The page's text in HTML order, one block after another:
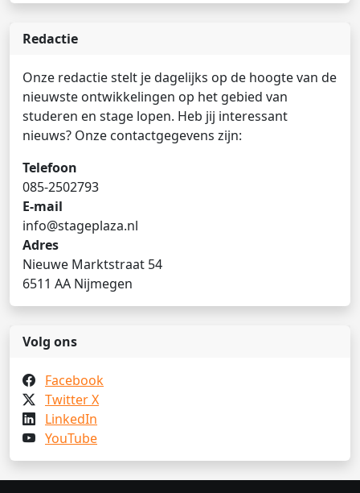
Redactie
Onze redactie stelt je dagelijks op de hoogte van de
nieuwste ontwikkelingen op het gebied van
studeren en stage lopen. Heb jij interessant
nieuws? Onze contactgegevens zijn:
Telefoon
085-2502793
E-mail
info@stageplaza.nl
Adres
Nieuwe Marktstraat 54
6511 AA Nijmegen
Volg ons
Facebook
Twitter X
LinkedIn
YouTube